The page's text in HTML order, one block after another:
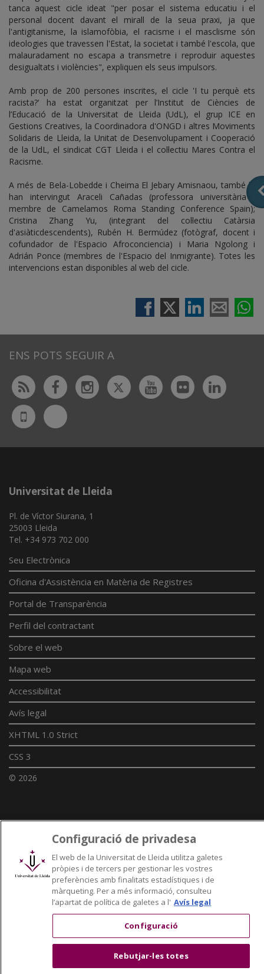
tanca aquest cicle ideat "per posar el sistema educatiu i el
personal docent davant el mirall de la seua praxi, ja que
l'antigitanisme, la islamofòbia, el racisme i el masclisme són
ideologies que travessen l'Estat, la societat i també l'escola, que
malauradament no escapa a transmetre i reproduir aquestes
desigualtats i violències", expliquen els seus impulsors.
Amb prop de 200 persones inscrites, el cicle 'I tu perquè ets
racista?' ha estat organitzat per l’Institut de Ciències de
l’Educació de la Universitat de Lleida (UdL), el grup ICE en
Gestions Creatives, la Coordinadora d'ONGD i altres Moviments
Solidaris de Lleida, la Unitat de Desenvolupament i Cooperació
de la UdL, el sindicat CGT Lleida i el col·lectiu Mares Contra el
Racisme.
A més de Bela-Lobedde i Cheima El Jebary Amisnaou, també hi
han intervingut Araceli Cañadas (professora universitària i
membre de Camelamos Roma Standing Conference Spain);
Cristina Zhang Yu, (integrant del col·lectiu Catàrsia
d'asiàticdescendents), Rubén H. Bermúdez (fotògraf, docent i
cofundador de l'Espacio Afroconciencia) i Maria Ngolong i
Adrián Ponce (membres de l'Espacio del Inmigrante). Totes les
intervencions estan disponibles al web del cicle.
ENS POTS SEGUIR A
Rss FacebookInstagram
TwitterYoutubeFlickr
UdL
App
Bluesky
Universitat de Lleida
Pl. de Víctor Siurana, 1
25003 Lleida
Tel. +34 973 702 000
Seu Electrònica
Oficina d'Assistència en Matèria de Registres
Portal de Transparència
Perfil del contractant
Sobre el web
Mapa web
Accessibilitat
Avís legal
XHTML 1.0 Strict
CSS 3
© 2026
Xarxes universitàries
Configuració de privadesa
El web de la Universitat de Lleida utilitza galetes
pròpies i de tercers per gestionar les vostres
preferències amb finalitats estadístiques i de
màrqueting. Per a més informació, consulteu
l’apartat de política de galetes a l' Avís legal
Configuració
Rebutjar-les totes